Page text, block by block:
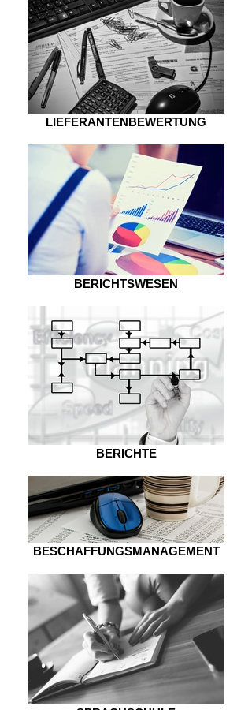
LIEFERANTENBEWERTUNG
BERICHTSWESEN
BERICHTE
BESCHAFFUNGSMANAGEMENT